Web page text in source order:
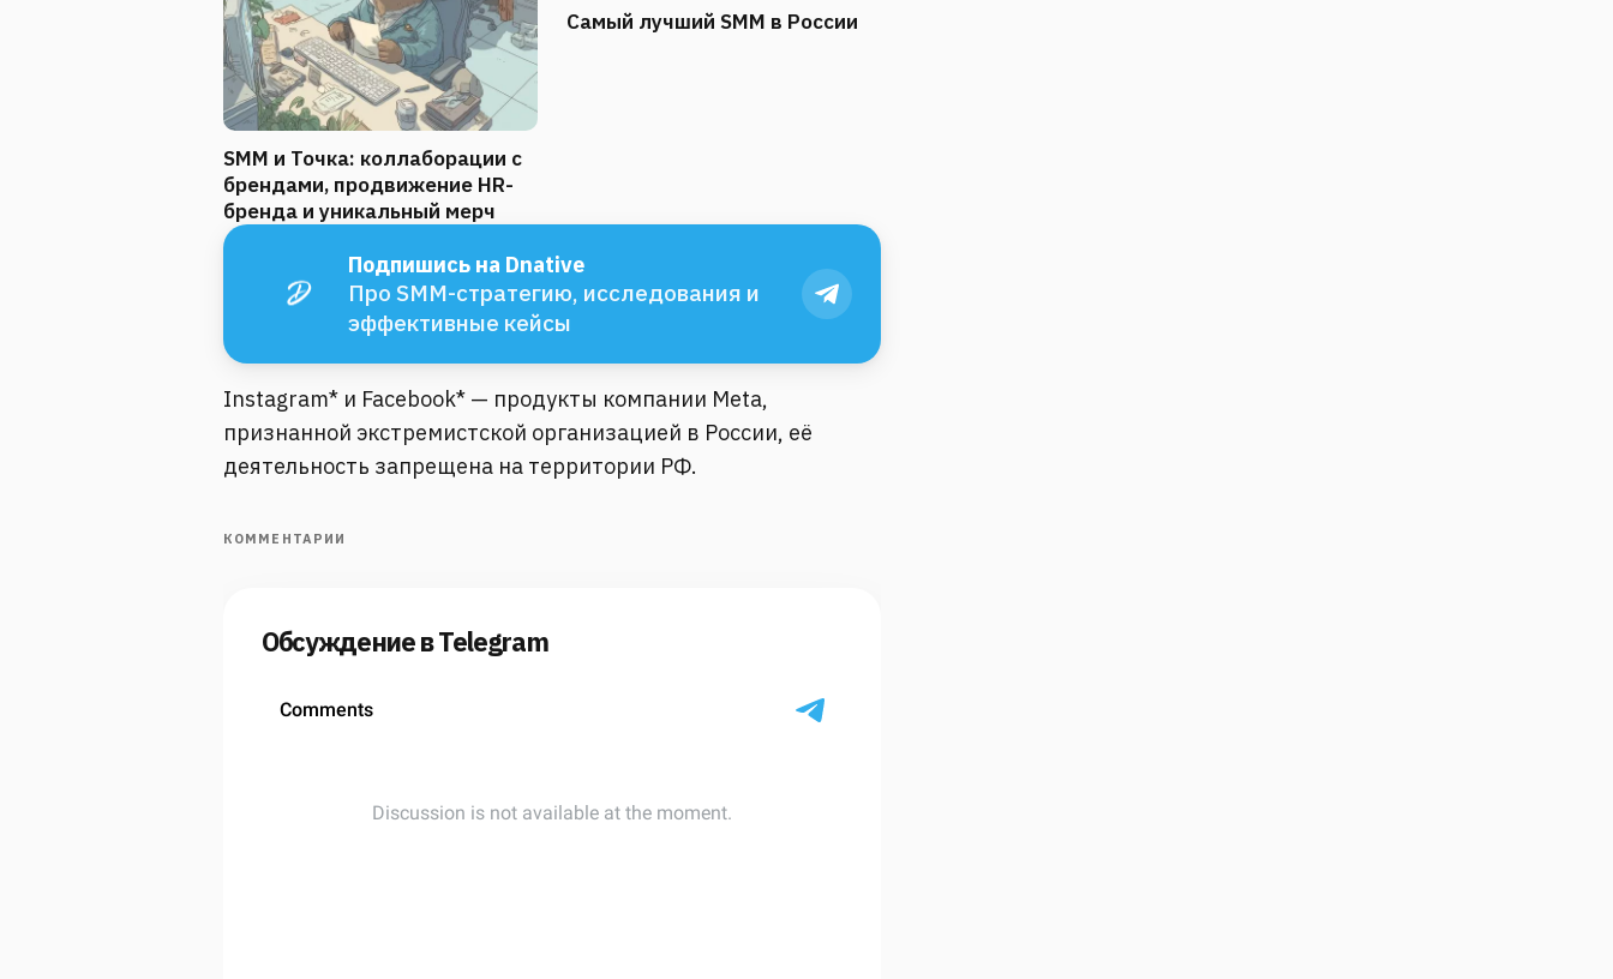
SMM и Точка: коллаборации с
брендами, продвижение HR-
бренда и уникальный мерч
Самый лучший SMM в России
Подпишись на Dnative
Про SMM-стратегию, исследования и
эффективные кейсы
Instagram* и Facebook* — продукты компании Meta,
признанной экстремистской организацией в России, её
деятельность запрещена на территории РФ.
КОММЕНТАРИИ
Обсуждение в Telegram